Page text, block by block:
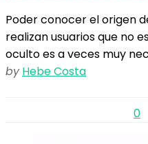
Poder conocer el origen
realizan usuarios que no
oculto es a veces muy
by Hebe Costa
0